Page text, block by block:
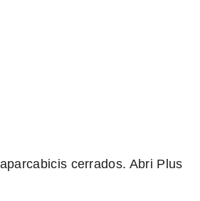
cerrados. Abri Plus